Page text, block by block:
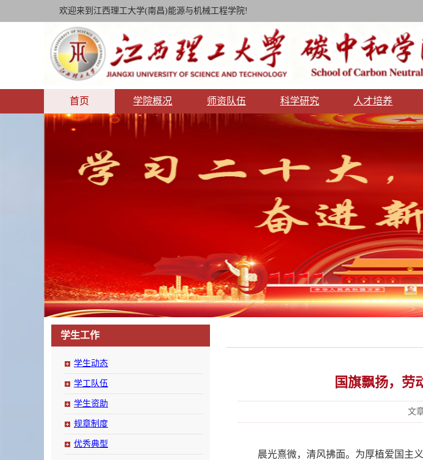
欢迎来到江西理工大学(南昌)能源与机械工程学院!
首页 学院概况 师资队伍 科学研究 人才培养
学生工作
学生动态
学工队伍
学生资助
规章制度
优秀典型
国旗飘扬，劳
文
晨光熹微，清风拂面。为厚植爱国主